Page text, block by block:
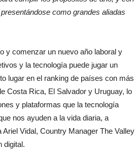
como grandes aliadas
y comenzar un nuevo año laboral y
y la tecnología puede jugar un
lugar en el ranking de países con más
Costa Rica, El Salvador y Uruguay, lo
y plataformas que la tecnología
nos ayuden a la vida diaria, a
Vidal, Country Manager The Valley
digital.